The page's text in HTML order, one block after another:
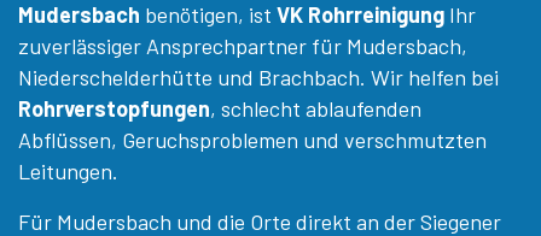
Mudersbach benötigen, ist VK Rohrreinigung Ihr
zuverlässiger Ansprechpartner für Mudersbach,
Niederschelderhütte und Brachbach. Wir helfen bei
Rohrverstopfungen, schlecht ablaufenden
Abflüssen, Geruchsproblemen und verschmutzten
Leitungen.
Für Mudersbach und die Orte direkt an der Siegener